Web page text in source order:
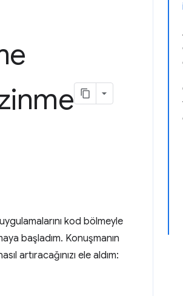
kod bölmeyle
başladım. Konuşmanın
artıracağınızı ele aldım: